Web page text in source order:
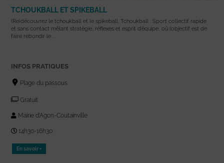
TCHOUKBALL ET SPIKEBALL
(Re)découvrez le tchoukball et le spikeball. Tchoukball : Sport collectif rapide
et sans contact mêlant stratégie, réflexes et esprit d’équipe, où l’objectif est de
faire rebondir le ...
INFOS PRATIQUES
Plage du passous
Gratuit
Mairie d'Agon-Coutainville
14h30-16h30
En savoir +